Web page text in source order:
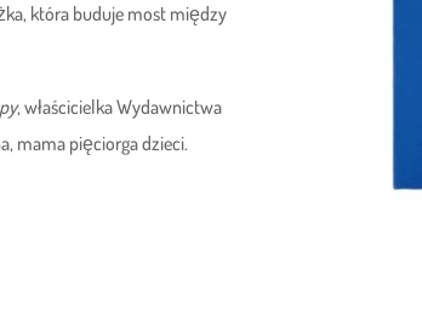
która buduje most między
, właścicielka Wydawnictwa
mama pięciorga dzieci.